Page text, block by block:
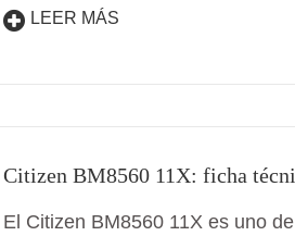
LEER MÁS
Citizen BM8560 11X: ficha
El Citizen BM8560 11X es uno